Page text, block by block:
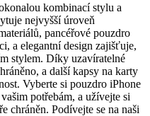
kombinací stylu a
nejvyšší úroveň
pancéřové pouzdro
a elegantní design zajišťuje,
stylem. Díky uzavíratelné
a další kapsy na karty
Vyberte si pouzdro iPhone
potřebám, a užívejte si
chráněn. Podívejte se na naši